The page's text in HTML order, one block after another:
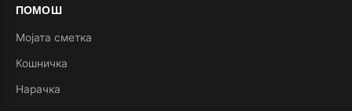
ПОМОШ
Мојата сметка
Кошничка
Нарачка